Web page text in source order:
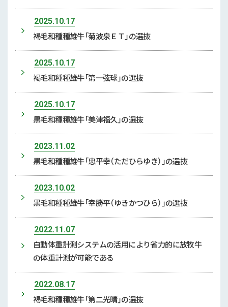
2025.10.17
褐毛和種種雄牛「菊波泉ＥＴ」の選抜
2025.10.17
褐毛和種種雄牛「第一弦球」の選抜
2025.10.17
黒毛和種種雄牛「美津福久」の選抜
2023.11.02
黒毛和種種雄牛「忠平幸（ただひらゆき）」の選抜
2023.10.02
黒毛和種種雄牛「幸勝平（ゆきかつひら）」の選抜
2022.11.07
自動体重計測システムの活用により省力的に放牧牛
の体重計測が可能である
2022.08.17
褐毛和種種雄牛「第二光晴」の選抜